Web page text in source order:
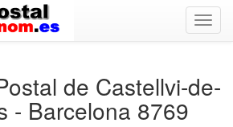
de Castellvi-de-
- Barcelona 8769